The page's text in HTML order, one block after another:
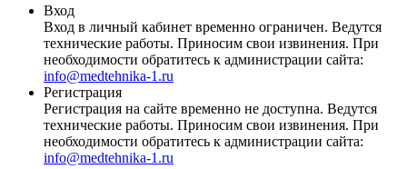
Вход
Вход в личный кабинет временно ограничен. Ведутся
технические работы. Приносим свои извинения. При
необходимости обратитесь к администрации сайта:
info@medtehnika-1.ru
Регистрация
Регистрация на сайте временно не доступна. Ведутся
технические работы. Приносим свои извинения. При
необходимости обратитесь к администрации сайта:
info@medtehnika-1.ru